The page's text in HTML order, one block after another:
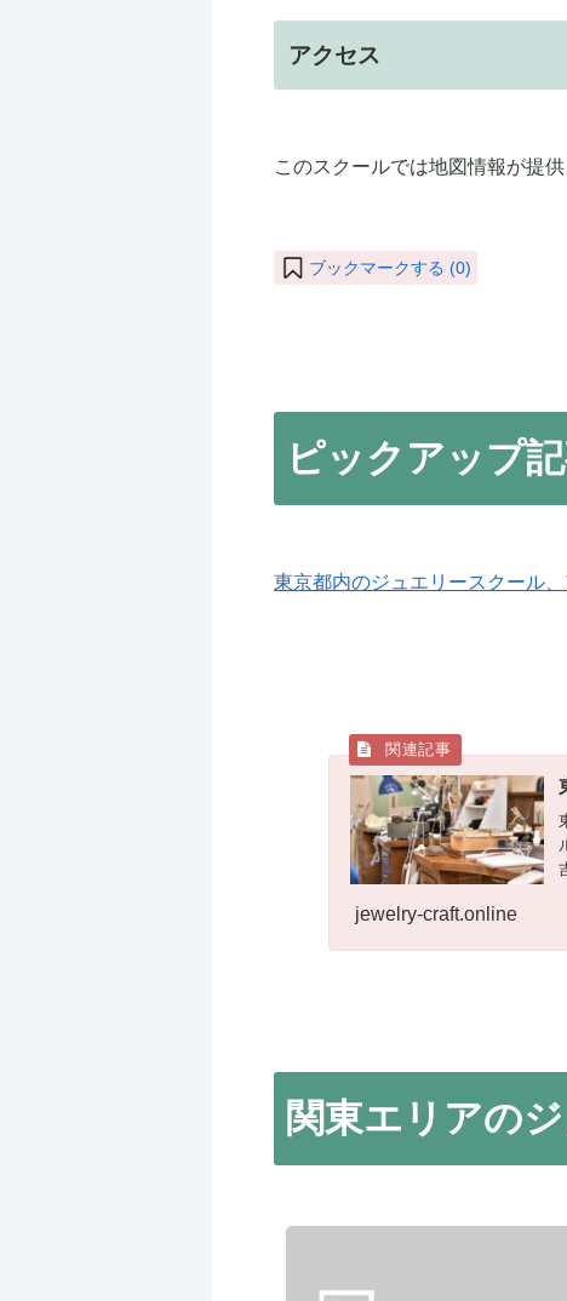
アクセス
このスクールでは地図情報が提供
ブックマークする (0)
ピックアップ
東京都内のジュエリースクール
jewelry-craft.online
関東エリアの